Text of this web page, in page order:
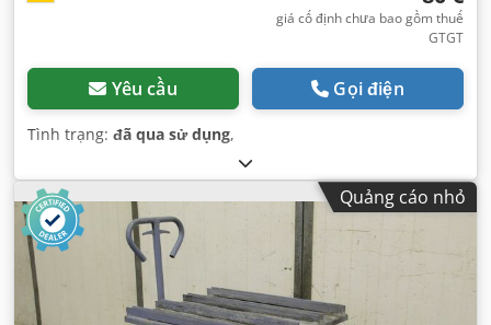
giá cố định chưa bao gồm thuế
GTGT
Yêu cầu Gọi điện
Tình trạng: đã qua sử dụng,
Quảng cáo nhỏ